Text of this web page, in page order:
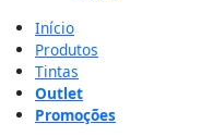
Início
Produtos
Tintas
Outlet
Promoções